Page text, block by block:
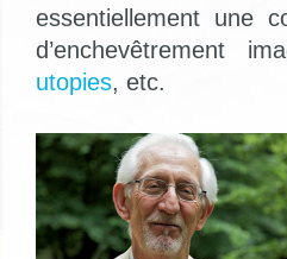
essentiellement une
d’enchevêtrement
utopies, etc.